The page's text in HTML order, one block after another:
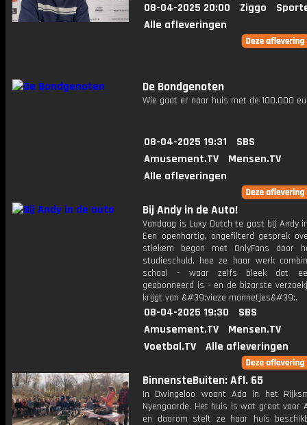
08-04-2025 20:00 Ziggo
Alle afleveringen
De Bondgenoten
Wie gaat er naar huis met de 100.000
08-04-2025 19:31
SBS
Amusement.TV
Mensen.TV
Alle afleveringen
Bij Andy in de Auto!
Vandaag is Luxy Dutch te gast bij Andy
Een openhartig, ongefilterd gesprek
stiekem begon met OnlyFans door
studieschuld, hoe ze haar werk
school - waar zelfs bleek dat
geabonneerd is - en de bizarste
krijgt van &#39;vieze mannetjes&#39;.
08-04-2025 19:30
SBS
Amusement.TV
Mensen.TV
Voetbal.TV
Alle afleveringen
BinnensteBuiten: Afl. 65
In Dwingeloo woont Ada in het
Nyengaarde. Het huis is wat groot voor
en daarom stelt ze haar huis